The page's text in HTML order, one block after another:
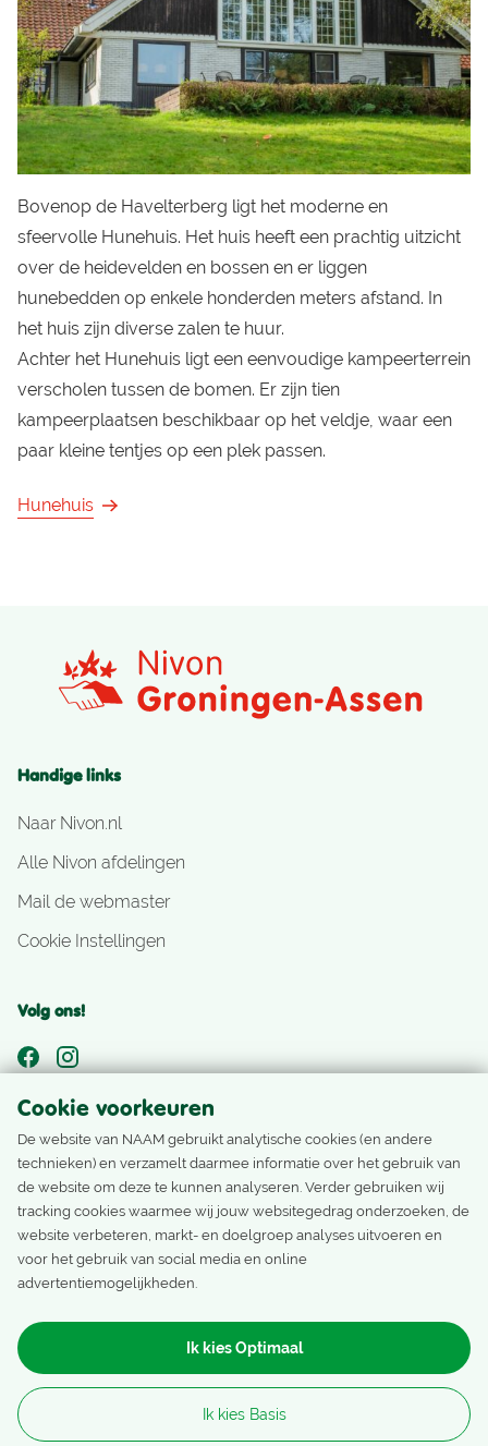
Bovenop de Havelterberg ligt het moderne en
sfeervolle Hunehuis. Het huis heeft een prachtig uitzicht
over de heidevelden en bossen en er liggen
hunebedden op enkele honderden meters afstand. In
het huis zijn diverse zalen te huur.
Achter het Hunehuis ligt een eenvoudige kampeerterrein
verscholen tussen de bomen. Er zijn tien
kampeerplaatsen beschikbaar op het veldje, waar een
paar kleine tentjes op een plek passen.
Hunehuis
Handige links
Naar Nivon.nl
Alle Nivon afdelingen
Mail de webmaster
Cookie Instellingen
Volg ons!
Als Nivonlid ontvang je het laatste nieuws, ons ledenblad
en boek je accommodaties, reizen en activiteiten met
ledentarief.
Word lid
Nivon Natuurvrienden Copyright
Cookie voorkeuren
De website van NAAM gebruikt analytische cookies (en andere
technieken) en verzamelt daarmee informatie over het gebruik van
de website om deze te kunnen analyseren. Verder gebruiken wij
tracking cookies waarmee wij jouw websitegedrag onderzoeken, de
website verbeteren, markt- en doelgroep analyses uitvoeren en
voor het gebruik van social media en online
advertentiemogelijkheden.
Ik kies Optimaal
Ik kies Basis